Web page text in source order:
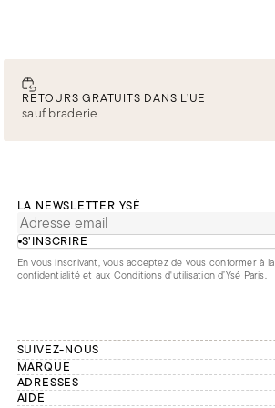
RETOURS GRATUITS DANS L’UE
sauf braderie
LA NEWSLETTER YSÉ
S’INSCRIRE
En vous inscrivant, vous acceptez de vous conformer à la
confidentialitéet aux Conditions d'utilisation d’Ysé Paris.
SUIVEZ-NOUS
MARQUE
Manifesto
Engagements
ADRESSES
Paris
AIDE